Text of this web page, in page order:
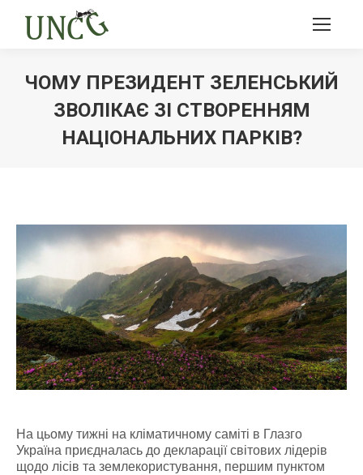
ЧОМУ ПРЕЗИДЕНТ ЗЕЛЕНСЬКИЙ
ЗВОЛІКАЄ ЗІ СТВОРЕННЯМ
НАЦІОНАЛЬНИХ ПАРКІВ?
На цьому тижні на кліматичному саміті в Глазго
Україна приєдналась до декларації світових лідерів
щодо лісів та землекористування, першим пунктом